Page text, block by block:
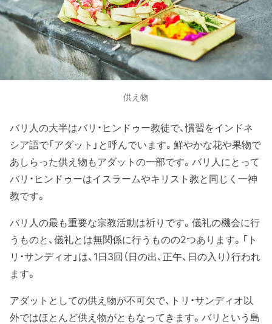
供え物
バリ人の大半はバリ・ヒンドゥー教徒で、慣習をインドネ
シア語で「アダット」と呼んでいます。鮮やかな花や果物で
あしらった供え物もアダットの一部です。バリ人にとって
バリ・ヒンドゥーはイスラームやキリスト教と同じく一神
教です。
バリ人の最も重要な宗教活動は祈りです。儀礼の機会に行
うものと、儀礼とは無関係に行うものの2つあります。「ト
リ・サンディオ」は、1日3回（日の出、正午、日の入り）行われ
ます。
アダットとしての供え物が不可欠で、トリ・サンディオ以
外ではほとんど供え物がともなってきます。バリという島